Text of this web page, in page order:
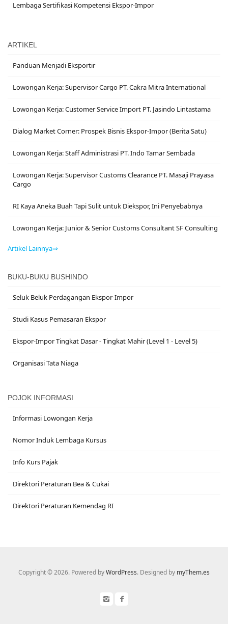
Lembaga Sertifikasi Kompetensi Ekspor-Impor
ARTIKEL
Panduan Menjadi Eksportir
Lowongan Kerja: Supervisor Cargo PT. Cakra Mitra International
Lowongan Kerja: Customer Service Import PT. Jasindo Lintastama
Dialog Market Corner: Prospek Bisnis Ekspor-Impor (Berita Satu)
Lowongan Kerja: Staff Administrasi PT. Indo Tamar Sembada
Lowongan Kerja: Supervisor Customs Clearance PT. Masaji Prayasa
Cargo
RI Kaya Aneka Buah Tapi Sulit untuk Diekspor, Ini Penyebabnya
Lowongan Kerja: Junior & Senior Customs Consultant SF Consulting
Artikel Lainnya⇒
BUKU-BUKU BUSHINDO
Seluk Beluk Perdagangan Ekspor-Impor
Studi Kasus Pemasaran Ekspor
Ekspor-Impor Tingkat Dasar - Tingkat Mahir (Level 1 - Level 5)
Organisasi Tata Niaga
POJOK INFORMASI
Informasi Lowongan Kerja
Nomor Induk Lembaga Kursus
Info Kurs Pajak
Direktori Peraturan Bea & Cukai
Direktori Peraturan Kemendag RI
Copyright © 2026. Powered byWordPress. Designed by myThem.es